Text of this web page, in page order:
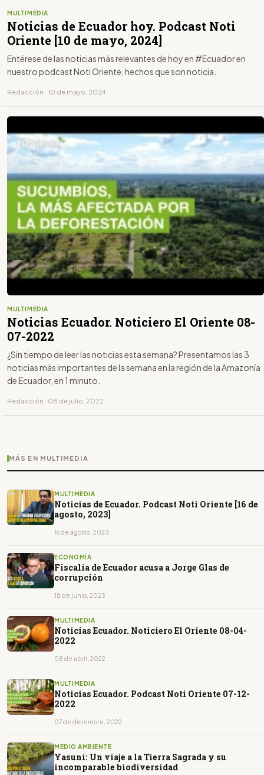
MULTIMEDIA
Noticias de Ecuador hoy. Podcast Noti
Oriente [10 de mayo, 2024]
Entérese de las noticias más relevantes de hoy en #Ecuador en
nuestro podcast Noti Oriente, hechos que son noticia.
Redacción · 10 de mayo, 2024
MULTIMEDIA
Noticias Ecuador. Noticiero El Oriente 08-
07-2022
¿Sin tiempo de leer las noticias esta semana? Presentamos las 3
noticias más importantes de la semana en la región de la Amazonía
de Ecuador, en 1 minuto.
Redacción · 08 de julio, 2022
MÁS EN MULTIMEDIA
MULTIMEDIA
Noticias de Ecuador. Podcast Noti Oriente [16 de
agosto, 2023]
16 de agosto, 2023
ECONOMÍA
Fiscalía de Ecuador acusa a Jorge Glas de
corrupción
18 de junio, 2023
MULTIMEDIA
Noticias Ecuador. Noticiero El Oriente 08-04-
2022
08 de abril, 2022
MULTIMEDIA
Noticias Ecuador. Podcast Noti Oriente 07-12-
2022
07 de diciembre, 2022
MEDIO AMBIENTE
Yasuní: Un viaje a la Tierra Sagrada y su
incomparable biodiversidad